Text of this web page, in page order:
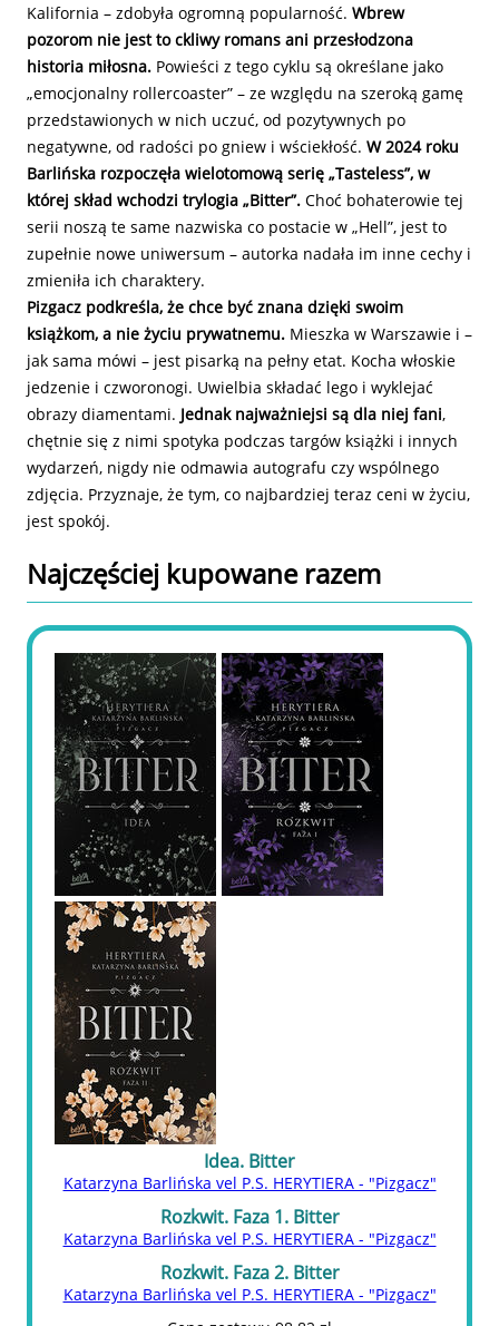
Kalifornia – zdobyła ogromną popularność. Wbrew
pozorom nie jest to ckliwy romans ani przesłodzona
historia miłosna. Powieści z tego cyklu są określane jako
„emocjonalny rollercoaster” – ze względu na szeroką gamę
przedstawionych w nich uczuć, od pozytywnych po
negatywne, od radości po gniew i wściekłość. W 2024 roku
Barlińska rozpoczęła wielotomową serię „Tasteless”, w
której skład wchodzi trylogia „Bitter”. Choć bohaterowie tej
serii noszą te same nazwiska co postacie w „Hell”, jest to
zupełnie nowe uniwersum – autorka nadała im inne cechy i
zmieniła ich charaktery.
Pizgacz podkreśla, że chce być znana dzięki swoim
książkom, a nie życiu prywatnemu. Mieszka w Warszawie i –
jak sama mówi – jest pisarką na pełny etat. Kocha włoskie
jedzenie i czworonogi. Uwielbia składać lego i wyklejać
obrazy diamentami. Jednak najważniejsi są dla niej fani,
chętnie się z nimi spotyka podczas targów książki i innych
wydarzeń, nigdy nie odmawia autografu czy wspólnego
zdjęcia. Przyznaje, że tym, co najbardziej teraz ceni w życiu,
jest spokój.
Najczęściej kupowane razem
Idea. Bitter
Katarzyna Barlińska vel P.S. HERYTIERA - "Pizgacz"
Rozkwit. Faza 1. Bitter
Katarzyna Barlińska vel P.S. HERYTIERA - "Pizgacz"
Rozkwit. Faza 2. Bitter
Katarzyna Barlińska vel P.S. HERYTIERA - "Pizgacz"